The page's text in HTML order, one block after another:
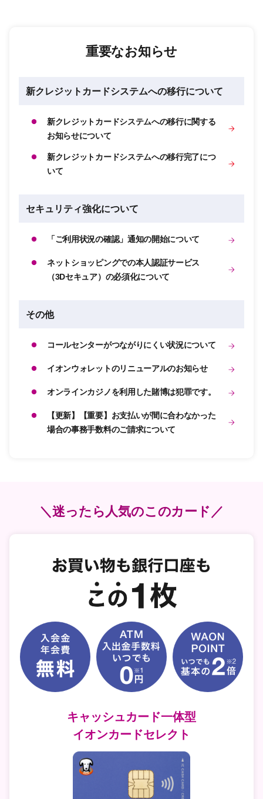
重要なお知らせ
新クレジットカードシステムへの移行について
新クレジットカードシステムへの移行に関する
お知らせについて
新クレジットカードシステムへの移行完了につ
いて
セキュリティ強化について
「ご利用状況の確認」通知の開始について
ネットショッピングでの本人認証サービス
（3Dセキュア）の必須化について
その他
コールセンターがつながりにくい状況について
イオンウォレットのリニューアルのお知らせ
オンラインカジノを利用した賭博は犯罪です。
【更新】【重要】お支払いが間に合わなかった
場合の事務手数料のご請求について
＼迷ったら人気のこのカード／
キャッシュカード一体型
イオンカードセレクト